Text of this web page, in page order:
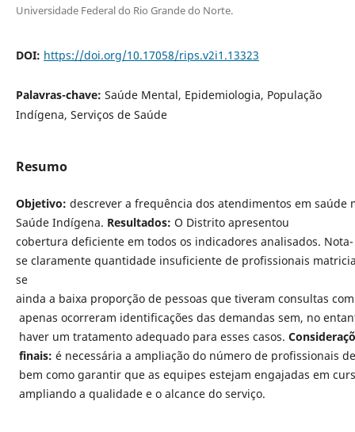
Universidade Federal do Rio Grande do Norte.
DOI: https://doi.org/10.17058/rips.v2i1.13323
Palavras-chave: Saúde Mental, Epidemiologia, População
Indígena, Serviços de Saúde
Resumo
Objetivo: descrever a frequência dos atendimentos em saúde
Saúde Indígena. Resultados: O Distrito apresentou
cobertura deficiente em todos os indicadores analisados. Nota-
se claramente quantidade insuficiente de profissionais
se
ainda a baixa proporção de pessoas que tiveram consultas
apenas ocorreram identificações das demandas sem, no
haver um tratamento adequado para esses casos.
finais: é necessária a ampliação do número de profissionais
bem como garantir que as equipes estejam engajadas em
ampliando a qualidade e o alcance do serviço.